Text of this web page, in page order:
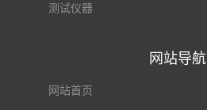
测试仪器
网站导航
网站首页